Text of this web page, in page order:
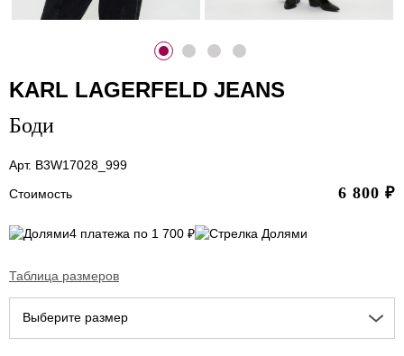
KARL LAGERFELD JEANS
Боди
Арт. B3W17028_999
Стоимость
6 800 ₽
4 платежа по 1 700 ₽
Таблица размеров
Выберите размер